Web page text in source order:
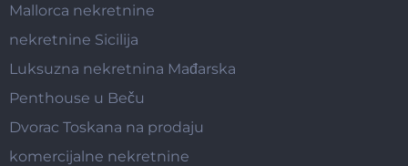
Mallorca nekretnine
nekretnine Sicilija
Luksuzna nekretnina Mađarska
Penthouse u Beču
Dvorac Toskana na prodaju
komercijalne nekretnine